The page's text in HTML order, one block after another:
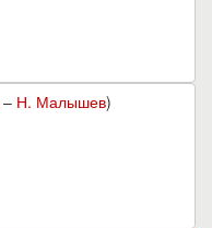
– Н. Малышев)